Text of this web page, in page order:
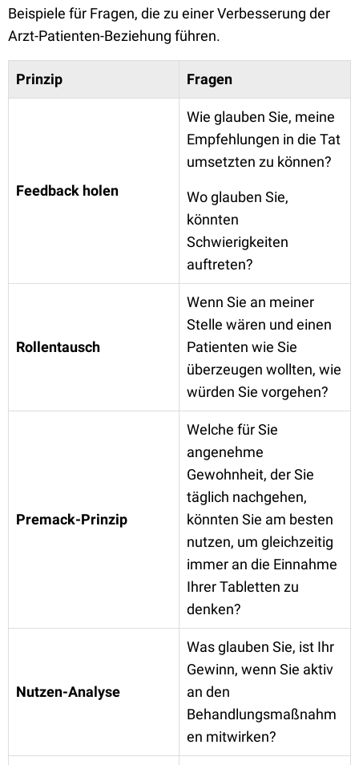
Beispiele für Fragen, die zu einer Verbesserung der
Arzt-Patienten-Beziehung führen.
Prinzip Fragen
Feedback holen
Wie glauben Sie, meine
Empfehlungen in die Tat
umsetzten zu können?
Wo glauben Sie,
könnten
Schwierigkeiten
auftreten?
Rollentausch
Wenn Sie an meiner
Stelle wären und einen
Patienten wie Sie
überzeugen wollten, wie
würden Sie vorgehen?
Premack-Prinzip
Welche für Sie
angenehme
Gewohnheit, der Sie
täglich nachgehen,
könnten Sie am besten
nutzen, um gleichzeitig
immer an die Einnahme
Ihrer Tabletten zu
denken?
Nutzen-Analyse
Was glauben Sie, ist Ihr
Gewinn, wenn Sie aktiv
an den
Behandlungsmaßnahm
en mitwirken?